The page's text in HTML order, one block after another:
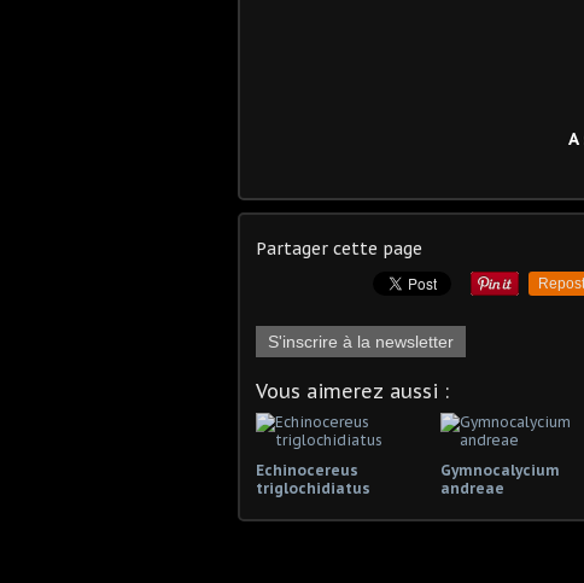
A
Partager cette page
Repost
S'inscrire à la newsletter
Vous aimerez aussi :
Echinocereus
triglochidiatus
Gymnocalycium
andreae